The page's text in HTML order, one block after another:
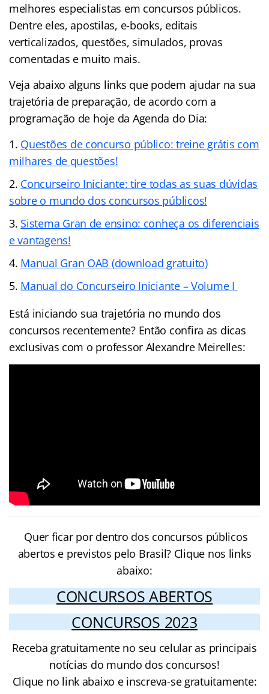
melhores especialistas em concursos públicos.
Dentre eles, apostilas, e-books, editais
verticalizados, questões, simulados, provas
comentadas e muito mais.
Veja abaixo alguns links que podem ajudar na sua
trajetória de preparação, de acordo com a
programação de hoje da Agenda do Dia:
Questões de concurso público: treine grátis com
milhares de questões!
Concurseiro Iniciante: tire todas as suas dúvidas
sobre o mundo dos concursos públicos!
Sistema Gran de ensino: conheça os diferenciais
e vantagens!
Manual Gran OAB (download gratuito)
Manual do Concurseiro Iniciante – Volume I
Está iniciando sua trajetória no mundo dos
concursos recentemente? Então confira as dicas
exclusivas com o professor Alexandre Meirelles:
Quer ficar por dentro dos concursos públicos
abertos e previstos pelo Brasil? Clique nos links
abaixo:
CONCURSOS ABERTOS
CONCURSOS 2023
Receba gratuitamente no seu celular as principais
notícias do mundo dos concursos!
Clique no link abaixo e inscreva-se gratuitamente: